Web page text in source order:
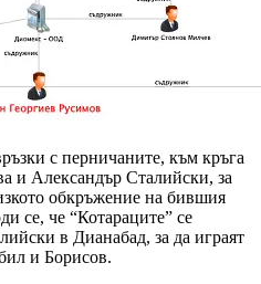
с перничаните, към кръга
и Александър Сталийски, за
обкръжение на бившия
се, че “Котараците” се
в Дианабад, за да играят
и Борисов.